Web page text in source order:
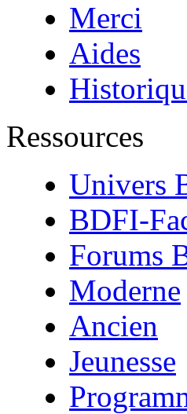
Merci
Aides
Ressources
Univers
BDFI-
Forums
Moderne
Ancien
Jeunesse